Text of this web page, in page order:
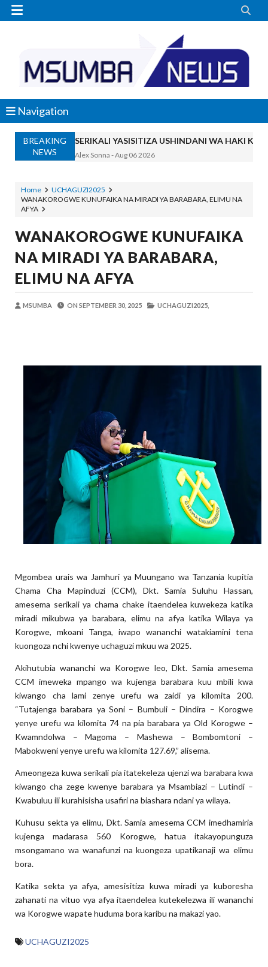
 
Navigation
BREAKING
NEWS
SERIKALI YASISITIZA USHINDANI WA HAKI
Alex Sonna -Aug 06 2026
RAIS SAMIA, MUSEVEN WASHUHUDIA
BRELA YATOA ELIMU YA URASIMISHAJI
Alex Sonna Aug 06 2026
DC Mtambule Ataka Watu Wafichue
OSCAR ASSENGA
Zawadi-Aug 06 2026
Zawadi-Aug 06 2026
DKT. SIMBEYE AWATAKA WAKUU WA VYUO
Alex Sonna-Aug 06 2026
Home
UCHAGUZI2025
WANAKOROGWE KUNUFAIKA NA MIRADI YA BARABARA, ELIMU NA
AFYA
WANAKOROGWE KUNUFAIKA
NA MIRADI YA BARABARA,
ELIMU NA AFYA
MSUMBA ON SEPTEMBER 30, 2025 UCHAGUZI2025,
Mgombea urais wa Jamhuri ya Muungano wa Tanzania kupitia
Chama Cha Mapinduzi (CCM), Dkt. Samia Suluhu Hassan,
amesema serikali ya chama chake itaendelea kuwekeza katika
miradi mikubwa ya barabara, elimu na afya katika Wilaya ya
Korogwe, mkoani Tanga, iwapo wananchi watakiamini tena
kuongoza nchi kwenye uchaguzi mkuu wa 2025.
Akihutubia wananchi wa Korogwe leo, Dkt. Samia amesema
CCM imeweka mpango wa kujenga barabara kuu mbili kwa
kiwango cha lami zenye urefu wa zaidi ya kilomita 200.
“Tutajenga barabara ya Soni – Bumbuli – Dindira – Korogwe
yenye urefu wa kilomita 74 na pia barabara ya Old Korogwe –
Kwamndolwa – Magoma – Mashewa – Bombomtoni –
Mabokweni yenye urefu wa kilomita 127.69,” alisema.
Ameongeza kuwa serikali pia itatekeleza ujenzi wa barabara kwa
kiwango cha zege kwenye barabara ya Msambiazi – Lutindi –
Kwabuluu ili kurahisisha usafiri na biashara ndani ya wilaya.
Kuhusu sekta ya elimu, Dkt. Samia amesema CCM imedhamiria
kujenga madarasa 560 Korogwe, hatua itakayopunguza
msongamano wa wanafunzi na kuongeza upatikanaji wa elimu
bora.
Katika sekta ya afya, amesisitiza kuwa miradi ya kuboresha
zahanati na vituo vya afya itaendelea kutekelezwa ili wananchi
wa Korogwe wapate huduma bora karibu na makazi yao.
UCHAGUZI2025